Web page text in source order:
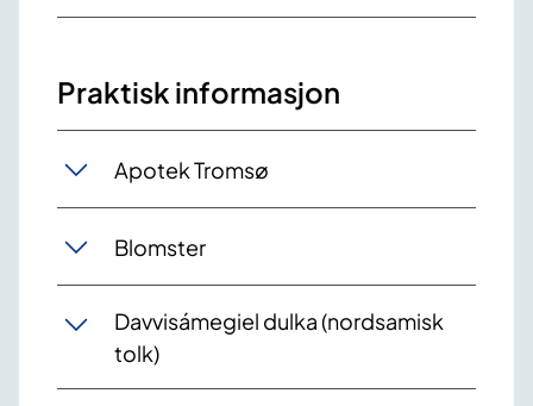
Praktisk informasjon
Apotek Tromsø
Blomster
Davvisámegiel dulka (nordsamisk
tolk)